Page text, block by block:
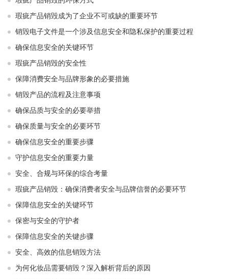
瑕疵产品销毁成为了企业不可或缺的重要环节
销毁电子文件是一个涉及信息安全和隐私保护的重要过程
确保信息安全的关键环节
瑕疵产品销毁的安全性
保障消费安全与品牌形象的必要措施
销毁产品的流程及注意事项
确保品质与安全的必要举措
确保质量与安全的必要环节
确保信息安全的重要步骤
守护信息安全的重要力量
安全、合规与环保的综合考量
瑕疵产品销毁：确保消费者安全与品牌信誉的必要环节
保障信息安全的关键环节
保密与安全的守护者
保障信息安全的关键步骤
安全、高效的信息销毁方法
为何化妆品需要销毁？深入解析背后的原因